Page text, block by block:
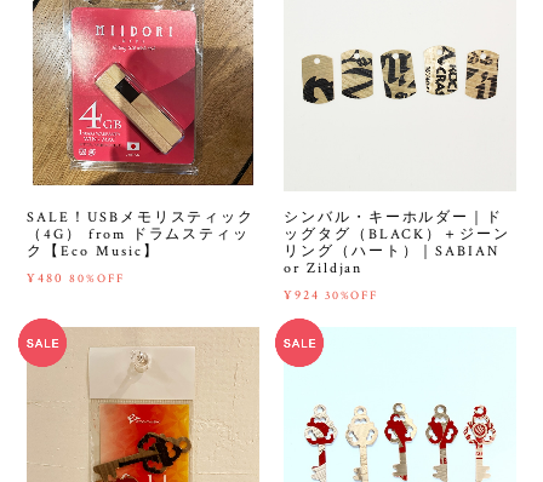
SALE！USBメモリスティック
（4G） from ドラムスティッ
ク【Eco Music】
¥480 80%OFF
シンバル・キーホルダー｜ド
ッグタグ（BLACK）＋ジーン
リング（ハート）｜SABIAN
or Zildjan
¥924 30%OFF